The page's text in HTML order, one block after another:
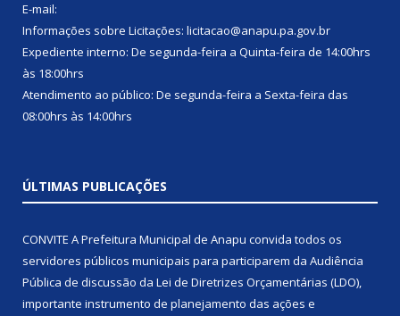
E-mail:
Informações sobre Licitações: licitacao@anapu.pa.gov.br
Expediente interno: De segunda-feira a Quinta-feira de 14:00hrs
às 18:00hrs
Atendimento ao público: De segunda-feira a Sexta-feira das
08:00hrs às 14:00hrs
ÚLTIMAS PUBLICAÇÕES
CONVITE A Prefeitura Municipal de Anapu convida todos os
servidores públicos municipais para participarem da Audiência
Pública de discussão da Lei de Diretrizes Orçamentárias (LDO),
importante instrumento de planejamento das ações e